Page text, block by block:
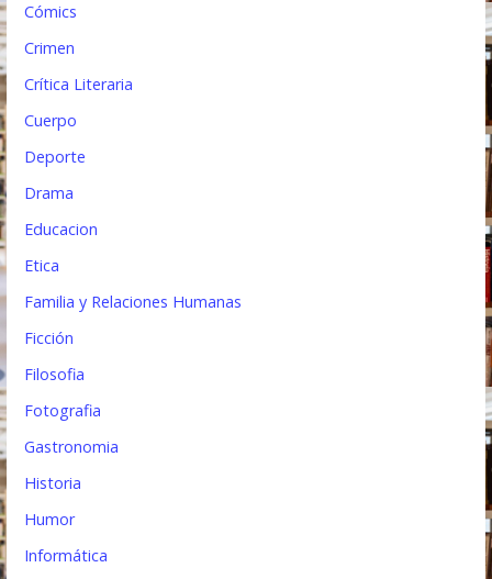
Cómics
Crimen
Crítica Literaria
Cuerpo
Deporte
Drama
Educacion
Etica
Familia y Relaciones Humanas
Ficción
Filosofia
Fotografia
Gastronomia
Historia
Humor
Informática